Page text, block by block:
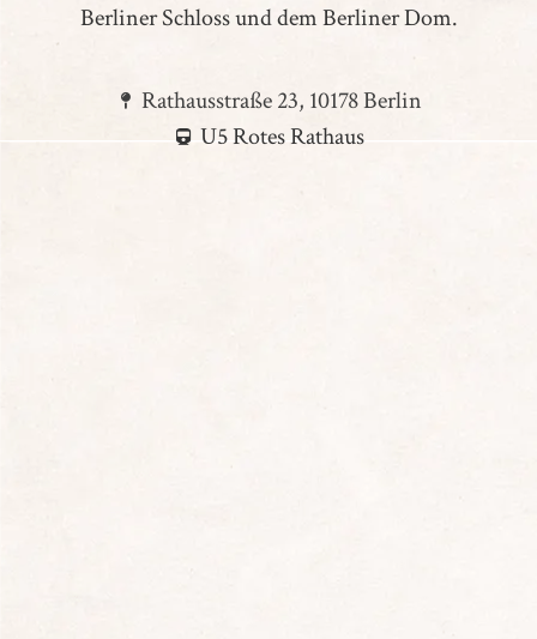
Berliner Schloss und dem Berliner Dom.
Rathausstraße 23, 10178 Berlin
U5 Rotes Rathaus